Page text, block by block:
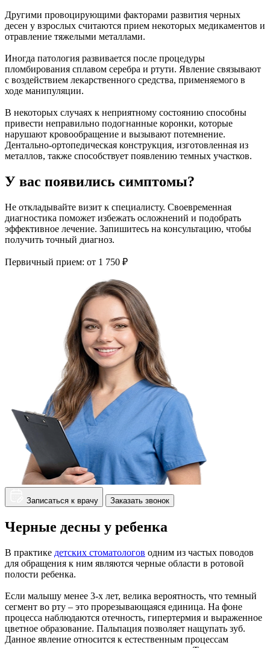
Другими провоцирующими факторами развития черных
десен у взрослых считаются прием некоторых медикаментов и
отравление тяжелыми металлами.
Иногда патология развивается после процедуры
пломбирования сплавом серебра и ртути. Явление связывают
с воздействием лекарственного средства, применяемого в
ходе манипуляции.
В некоторых случаях к неприятному состоянию способны
привести неправильно подогнанные коронки, которые
нарушают кровообращение и вызывают потемнение.
Дентально-ортопедическая конструкция, изготовленная из
металлов, также способствует появлению темных участков.
У вас появились симптомы?
Не откладывайте визит к специалисту. Своевременная
диагностика поможет избежать осложнений и подобрать
эффективное лечение. Запишитесь на консультацию, чтобы
получить точный диагноз.
Первичный прием: от 1 750 ₽
Записаться к врачу Заказать звонок
Черные десны у ребенка
В практике детских стоматологов одним из частых поводов
для обращения к ним являются черные области в ротовой
полости ребенка.
Если малышу менее 3-х лет, велика вероятность, что темный
сегмент во рту – это прорезывающаяся единица. На фоне
процесса наблюдаются отечность, гипертермия и выраженное
цветное образование. Пальпация позволяет нащупать зуб.
Данное явление относится к естественным процессам